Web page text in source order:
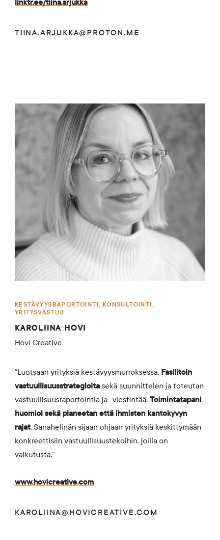
linktr.ee/tiina.arjukka
TIINA.ARJUKKA@PROTON.ME
KESTÄVYYSRAPORTOINTI, KONSULTOINTI,
YRITYSVASTUU
KAROLIINA HOVI
Hovi Creative
”Luotsaan yrityksiä kestävyysmurroksessa. Fasilitoin
vastuullisuusstrategioitasekä suunnittelen ja toteutan
vastuullisuusraportointia ja -viestintää. Toimintatapani
huomioi sekä planeetan että ihmisten kantokyvyn
rajat. Sanahelinän sijaan ohjaan yrityksiä keskittymään
konkreettisiin vastuullisuustekoihin, joilla on
vaikutusta.”
www.hovicreative.com
KAROLIINA@HOVICREATIVE.COM